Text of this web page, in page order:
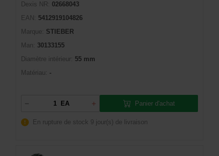
Dexis NR:
02668043
EAN:
5412919104826
Marque:
STIEBER
Man:
30133155
Diamètre intérieur: 55 mm
Matériau:
-
EA Panier d'achat
En rupture de stock 9 jour(s) de livraison